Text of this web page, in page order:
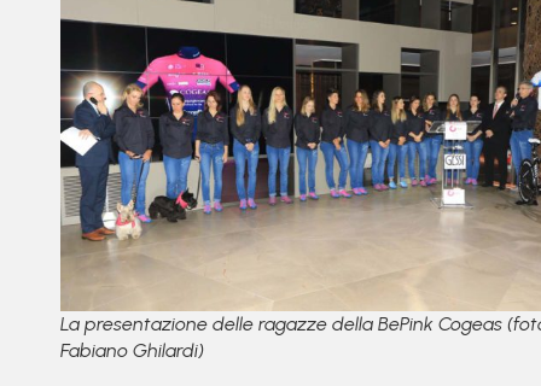
La presentazione delle ragazze della BePink Cogeas
Fabiano Ghilardi)